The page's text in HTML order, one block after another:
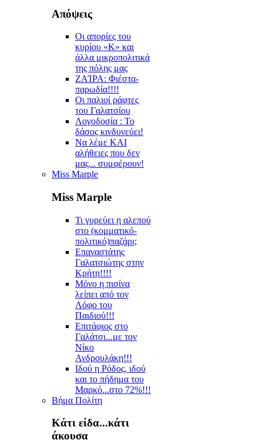
Απόψεις
Οι απορίες του
κυρίου «Κ» και
άλλα μικροπολιτικά
της πόλης μας
ZAΊΡΑ: Φιέστα-
παρωδία!!!!
Οι παλιοί ράφτες
του Γαλατσίου
Λογοδοσία : Το
δάσος κινδυνεύει!
Να λέμε ΚΑΙ
αλήθειες που δεν
μας... συμφέρουν!
Miss Marple
Miss Marple
Τι γυρεύει η αλεπού
στο (κομματικό-
πολιτικό)παζάρι;
Επαναστάτης
Γαλατσιώτης στην
Κρήτη!!!!
Μόνο η πισίνα
λείπει από τον
Λόφο του
Παιδιού!!!
Επιτάφιος στο
Γαλάτσι...με τον
Νίκο
Ανδρουλάκη!!!
Ιδού η Ρόδος, ιδού
και το πήδημα του
Μαρκό...στο 72%!!!
Βήμα Πολίτη
Κάτι είδα...κάτι
άκουσα